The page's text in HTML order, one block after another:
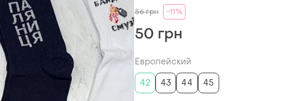
56грн -11%
50 грн
Европейский
42
43 44 45